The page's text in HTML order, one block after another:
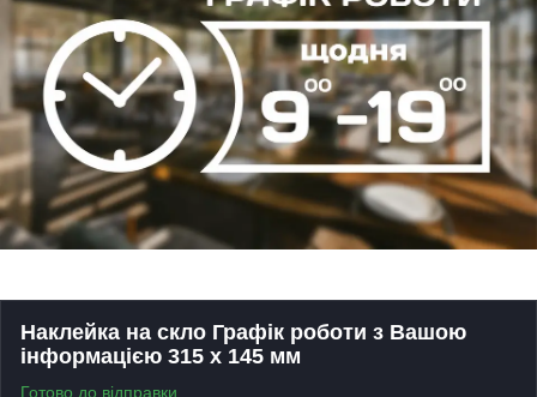
Наклейка на скло Графік роботи з Вашою
інформацією 315 х 145 мм
Готово до відправки